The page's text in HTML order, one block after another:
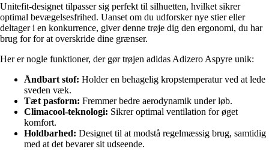
Unitefit-designet tilpasser sig perfekt til silhuetten, hvilket sikrer
optimal bevægelsesfrihed. Uanset om du udforsker nye stier eller
deltager i en konkurrence, giver denne trøje dig den ergonomi, du har
brug for for at overskride dine grænser.
Her er nogle funktioner, der gør trøjen adidas Adizero Aspyre unik:
Åndbart stof: Holder en behagelig kropstemperatur ved at lede
sveden væk.
Tæt pasform: Fremmer bedre aerodynamik under løb.
Climacool-teknologi: Sikrer optimal ventilation for øget
komfort.
Holdbarhed: Designet til at modstå regelmæssig brug, samtidig
med at det bevarer sit udseende.